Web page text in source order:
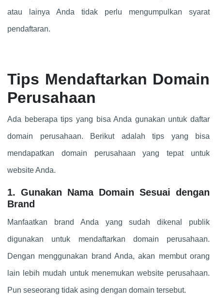
atau lainya Anda tidak perlu mengumpulkan syarat
pendaftaran.
Tips Mendaftarkan Domain
Perusahaan
Ada beberapa tips yang bisa Anda gunakan untuk daftar
domain perusahaan. Berikut adalah tips yang bisa
mendapatkan domain perusahaan yang tepat untuk
website Anda.
1. Gunakan Nama Domain Sesuai dengan
Brand
Manfaatkan brand Anda yang sudah dikenal publik
digunakan untuk mendaftarkan domain perusahaan.
Dengan menggunakan brand Anda, akan membut orang
lain lebih mudah untuk menemukan website perusahaan.
Pun seseorang tidak asing dengan domain tersebut.